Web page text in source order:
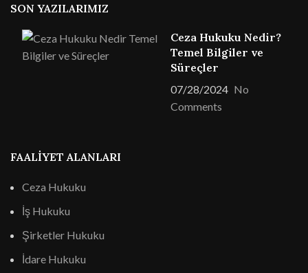
SON YAZILARIMIZ
Ceza Hukuku Nedir?
Temel Bilgiler ve
Süreçler
07/28/2024 No
Comments
FAALIYET ALANLARI
Ceza Hukuku
İş Hukuku
Şirketler Hukuku
İdare Hukuku